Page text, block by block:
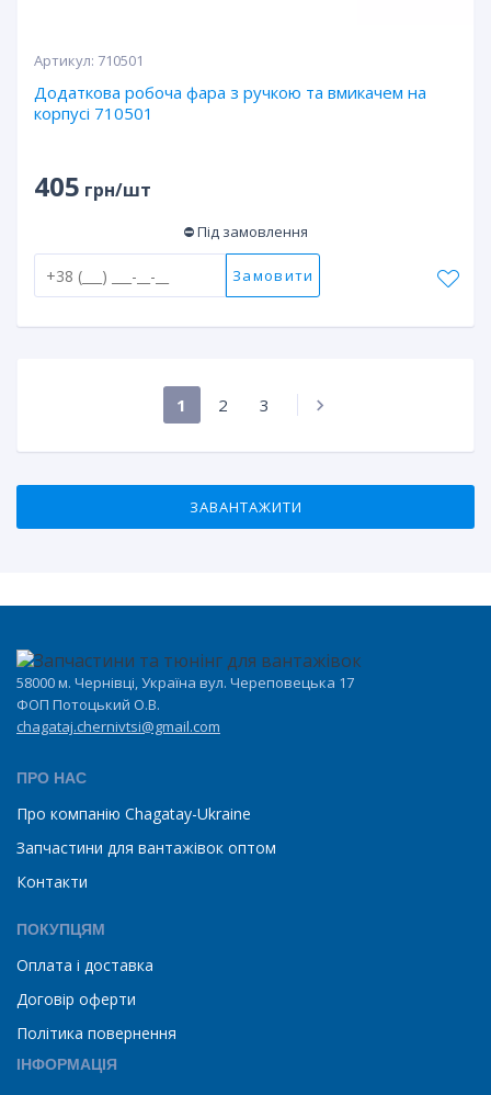
Артикул: 710501
Додаткова робоча фара з ручкою та вмикачем на
корпусі 710501
405 грн/шт
⛔ Під замовлення
Замовити
1 2 3
ЗАВАНТАЖИТИ
58000 м. Чернівці, Україна вул. Череповецька 17
ФОП Потоцький О.В.
chagataj.chernivtsi@gmail.com
ПРО НАС
Про компанію Chagatay-Ukraine
Запчастини для вантажівок оптом
Контакти
ПОКУПЦЯМ
Оплата і доставка
Договір оферти
Політика повернення
ІНФОРМАЦІЯ